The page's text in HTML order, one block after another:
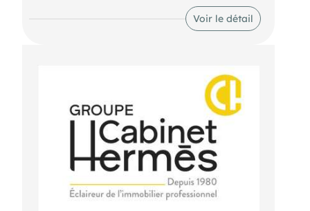
Voir le détail